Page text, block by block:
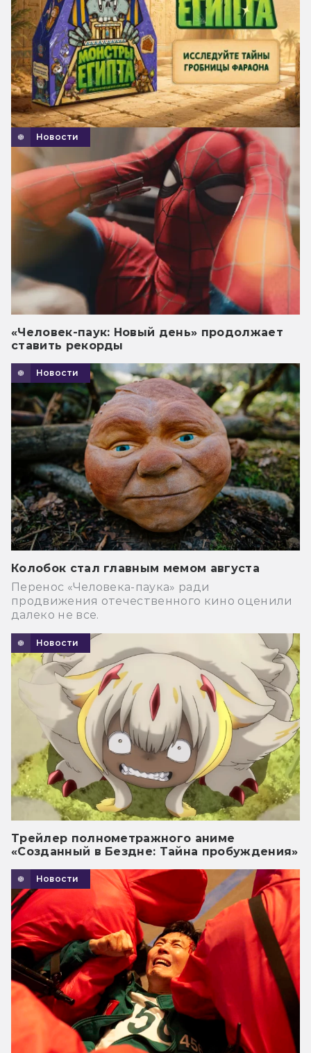
Новости
«Человек-паук: Новый день» продолжает
ставить рекорды
Новости
Колобок стал главным мемом августа
Перенос «Человека-паука» ради
продвижения отечественного кино оценили
далеко не все.
Новости
Трейлер полнометражного аниме
«Созданный в Бездне: Тайна пробуждения»
Новости